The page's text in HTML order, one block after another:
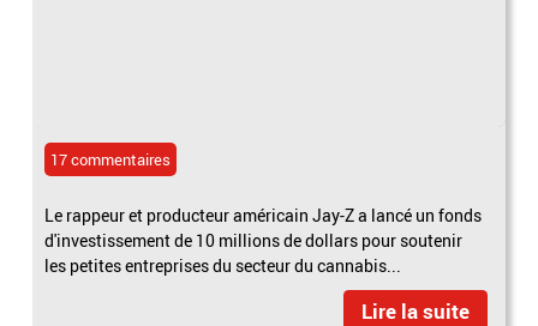
17 commentaires
Le rappeur et producteur américain Jay-Z a lancé un fonds
d'investissement de 10 millions de dollars pour soutenir
les petites entreprises du secteur du cannabis...
Lire la suite